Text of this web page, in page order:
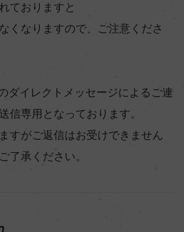
ておりますと
くなりますので、ご注意くださ
ダイレクトメッセージによるご連
信専用となっております。
すがご返信はお受けできません
了承ください。